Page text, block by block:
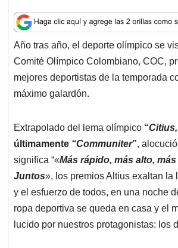
a
t
s
A
p
p
c
e
b
o
o
k
n
k
e
d
I
a
i
l
r
e
a
d
s
Año tras año, el deporte olímpico se
Comité Olímpico Colombiano, COC,
mejores deportistas de la temporada
máximo galardón.
Extrapolado del lema olímpico “
últimamente “Communiter”,
significa “«Más rápido, más alto,
Juntos», los premios Altius exaltan la
y el esfuerzo de todos, en una noche
ropa deportiva se queda en casa y el
lucido por nuestros protagonistas: los